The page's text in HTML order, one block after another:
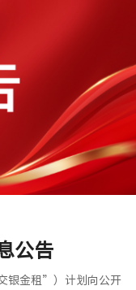
公告
银金租”）计划向公开